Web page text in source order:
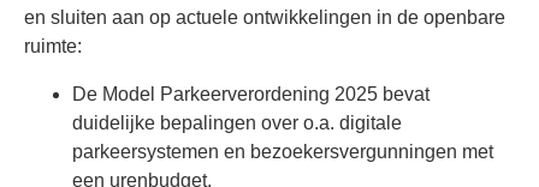
en sluiten aan op actuele ontwikkelingen in de openbare
ruimte:
De Model Parkeerverordening 2025 bevat
duidelijke bepalingen over o.a. digitale
parkeersystemen en bezoekersvergunningen met
een urenbudget.